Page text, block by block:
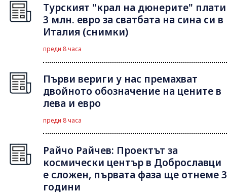
Турският "крал на дюнерите" плати
3 млн. евро за сватбата на сина си в
Италия (снимки)
преди 8 часа
Първи вериги у нас премахват
двойното обозначение на цените в
лева и евро
преди 8 часа
Райчо Райчев: Проектът за
космически център в Доброславци
е сложен, първата фаза ще отнеме 3
години